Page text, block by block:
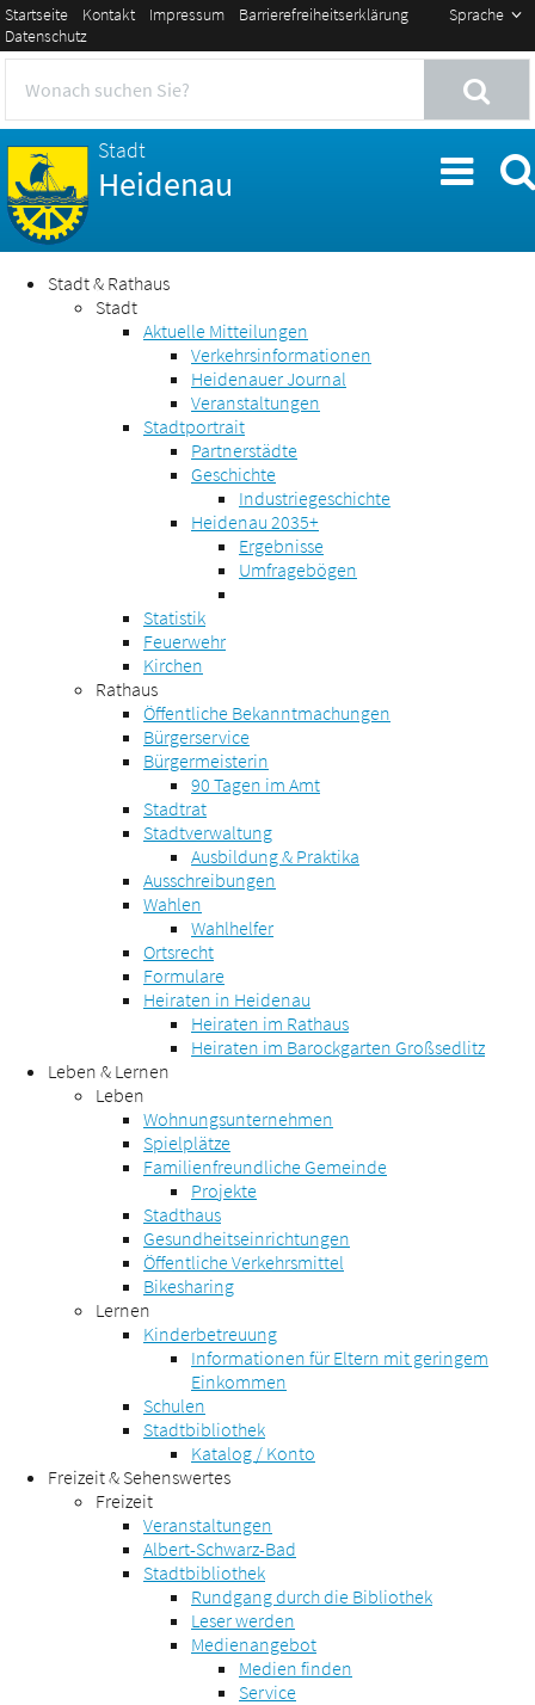
Sprache
Startseite Kontakt Impressum
Barrierefreiheitserklärung
Datenschutz
Stadt
Heidenau
Stadt & Rathaus
Stadt
Aktuelle Mitteilungen
Verkehrsinformationen
Heidenauer Journal
Veranstaltungen
Stadtportrait
Partnerstädte
Geschichte
Industriegeschichte
Heidenau 2035+
Ergebnisse
Umfragebögen
Statistik
Feuerwehr
Kirchen
Rathaus
Öffentliche Bekanntmachungen
Bürgerservice
Bürgermeisterin
90 Tagen im Amt
Stadtrat
Stadtverwaltung
Ausbildung & Praktika
Ausschreibungen
Wahlen
Wahlhelfer
Ortsrecht
Formulare
Heiraten in Heidenau
Heiraten im Rathaus
Heiraten im Barockgarten Großsedlitz
Leben & Lernen
Leben
Wohnungsunternehmen
Spielplätze
Familienfreundliche Gemeinde
Projekte
Stadthaus
Gesundheitseinrichtungen
Öffentliche Verkehrsmittel
Bikesharing
Lernen
Kinderbetreuung
Informationen für Eltern mit geringem
Einkommen
Schulen
Stadtbibliothek
Katalog / Konto
Freizeit & Sehenswertes
Freizeit
Veranstaltungen
Albert-Schwarz-Bad
Stadtbibliothek
Rundgang durch die Bibliothek
Leser werden
Medienangebot
Medien finden
Service